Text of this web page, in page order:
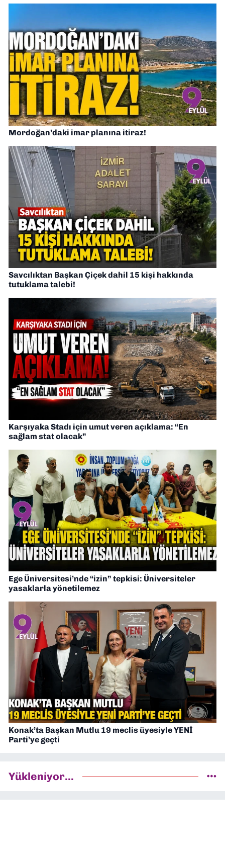
Mordoğan’daki imar planına itiraz!
Savcılıktan Başkan Çiçek dahil 15 kişi hakkında
tutuklama talebi!
Karşıyaka Stadı için umut veren açıklama: “En
sağlam stat olacak”
Ege Üniversitesi’nde “izin” tepkisi: Üniversiteler
yasaklarla yönetilemez
Konak’ta Başkan Mutlu 19 meclis üyesiyle YENİ
Parti’ye geçti
Yükleniyor...